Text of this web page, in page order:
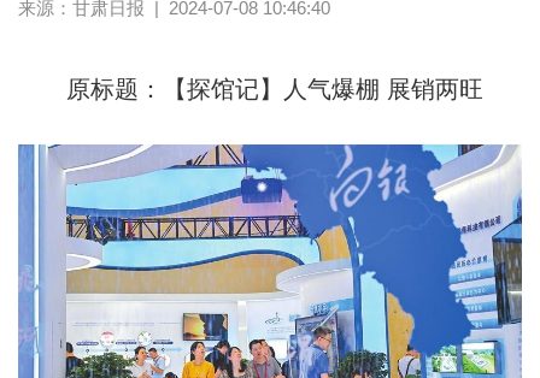
来源： 甘肃日报 | 2024-07-08 10:46:40
原标题：【探馆记】人气爆棚 展销两旺